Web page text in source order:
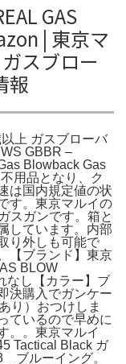
GAS
| 東京マ
スブロー
報
上 ガスブローバ
GBBR –
Blowback Gas
用品となり、ク
は国内規定値の状
す。東京マルイの
スガンです。箱と
しています。内部
り外しも可能で
【ブランド】東京
BLOW
なし【カラー】ブ
決購入でガンケー
り）おつけしま
ているので早めに
。。東京マルイ
Tactical Black ガ
ブルーイング。